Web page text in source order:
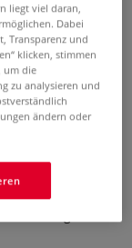
und
liegt viel daran,
Dabei
Transparenz und
klicken, stimmen
um die
zu analysieren und
ändern oder